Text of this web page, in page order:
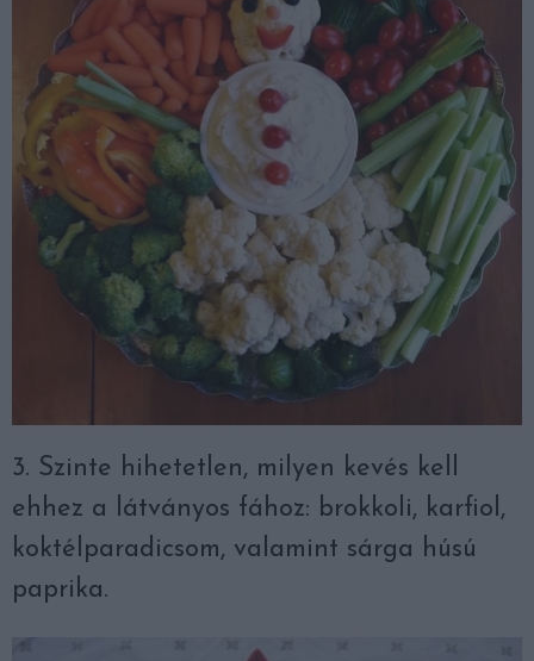
3. Szinte hihetetlen, milyen kevés kell
ehhez a látványos fához: brokkoli, karfiol,
koktélparadicsom, valamint sárga húsú
paprika.